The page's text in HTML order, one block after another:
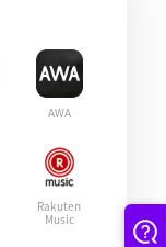
AWA
Rakuten
Music